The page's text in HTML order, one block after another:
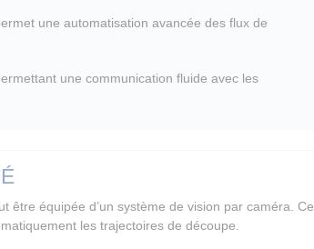
une automatisation avancée des flux de
une communication fluide avec les
être équipée d’un système de vision par caméra. Ce
les trajectoires de découpe.